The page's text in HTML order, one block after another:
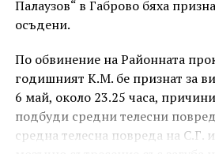
Палаузов“ в Габрово бяха
осъдени.
По обвинение на Районната
годишният К.М. бе признат за
6 май, около 23.25 часа,
подбуди средни телесни
средна телесна повреда на С.Г.